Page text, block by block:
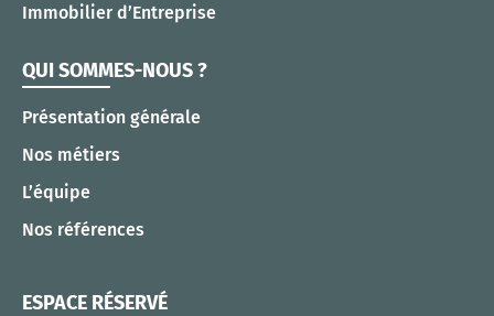
Immobilier d’Entreprise
QUI SOMMES-NOUS ?
Présentation générale
Nos métiers
L’équipe
Nos références
ESPACE RÉSERVÉ